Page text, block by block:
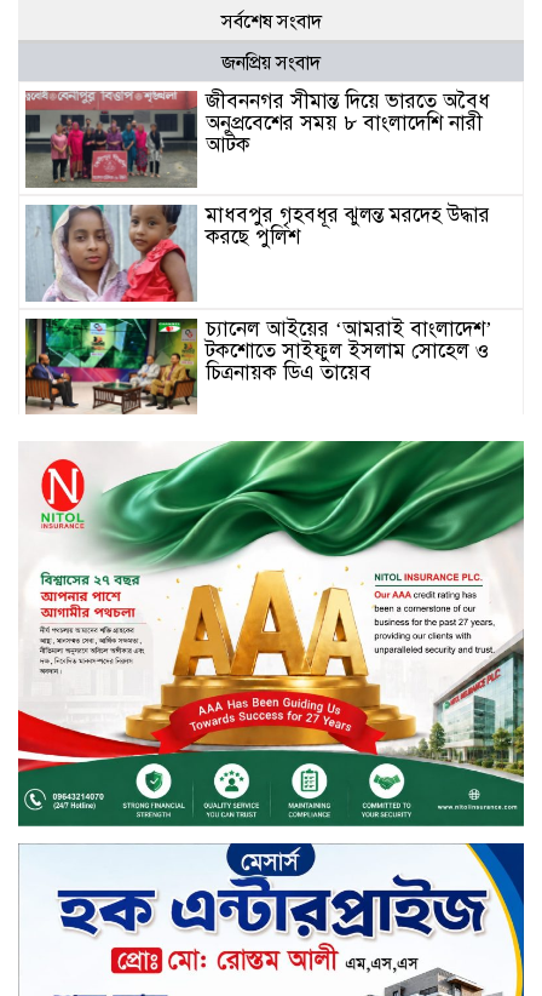
সর্বশেষ সংবাদ
জনপ্রিয় সংবাদ
জীবননগর সীমান্ত দিয়ে ভারতে অবৈধ
অনুপ্রবেশের সময় ৮ বাংলাদেশি নারী
আটক
মাধবপুর গৃহবধূর ঝুলন্ত মরদেহ উদ্ধার
করছে পুলিশ
চ্যানেল আইয়ের ‘আমরাই বাংলাদেশ’
টকশোতে সাইফুল ইসলাম সোহেল ও
চিত্রনায়ক ডিএ তায়েব
টাঙ্গাইলে নিহত বাস মালিকদের
পরিবারকে অনুদান ও সম্মাননা প্রদান
টাঙ্গাইলে ভাষা কর্মশালা ও পুরষ্কার
বিতরণ
সড়ক নিরাপত্তায় বিশেষ অবদান রাখায়
নিসচা বিশেষ সম্মাননা পেলেন লায়ন গনি
মিয়া বাবুল
মার্কেন্টাইল ব্যাংকের নির্বাহী কমিটির
চেয়ারম্যান হলেন আনোয়ারুল হক
সপ্তাহের শেষ কার্যদিবসে লেনদেনের
তালিকায় শীর্ষে উঠে এসেছে শার্প
ইন্ডাস্ট্রিজ